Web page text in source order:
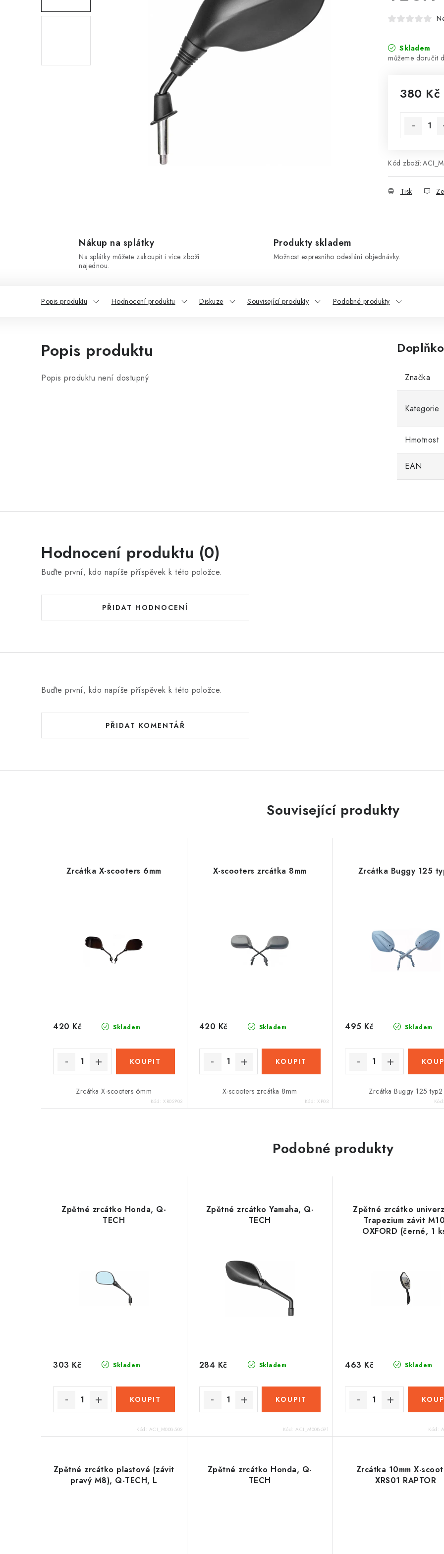
Skladem
380 Kč
Kód zboží:
Tisk
Nákup na splátky
Na splátky můžete zakoupit i více zboží
najednou.
Produkty skladem
Možnost expresního odeslání objednávky.
Popis produktu Hodnocení produktu Diskuze Související produkty Podobné produkty
Popis produktu
Popis produktu není dostupný Značka
Kategorie
Hmotnost
EAN
Hodnocení produktu (0)
Buďte první, kdo napíše příspěvek k této položce.
PŘIDAT HODNOCENÍ
Buďte první, kdo napíše příspěvek k této položce.
PŘIDAT KOMENTÁŘ
Související produkty
Zrcátka X-scooters 6mm
Skladem
420 Kč
Zrcátka X-scooters 6mm
Kód: XR02P03
X-scooters zrcátka 8mm
Skladem
420 Kč
X-scooters zrcátka 8mm
Kód: XP03
Zrcátka Buggy 125
Skladem
495 Kč
Zrcátka Buggy 125 typ2
Podobné produkty
Zpětné zrcátko Honda, Q-
TECH
Skladem
303 Kč
Kód: ACI_M008-502
Zpětné zrcátko Yamaha, Q-
TECH
Skladem
284 Kč
Kód: ACI_M008-591
Zpětné zrcátko
Trapezium závit
OXFORD (černé, 1
Skladem
463 Kč
Kód:
Zpětné zrcátko plastové (závit
pravý M8), Q-TECH, L
Zpětné zrcátko Honda, Q-
TECH
Zrcátka 10mm X-
XRS01 RAPTOR